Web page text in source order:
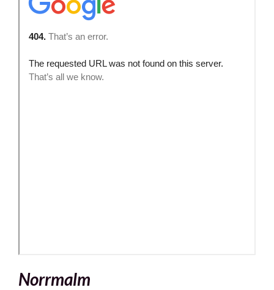
Norrmalm